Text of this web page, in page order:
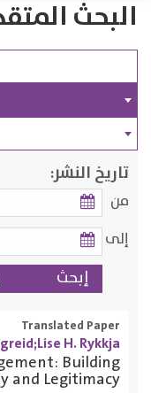
البحث
تاريخ النشر:
من
إلى
Translated Paper
H. Rykkja
Building
and Legitimacy